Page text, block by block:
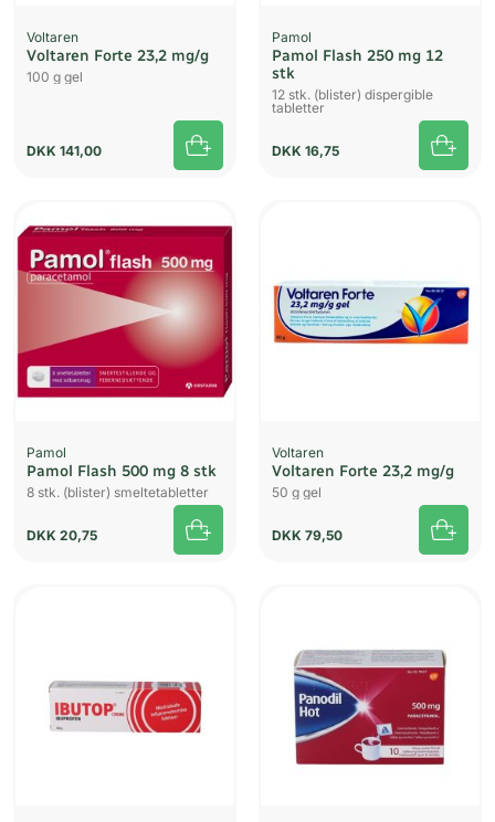
Voltaren
Voltaren Forte 23,2 mg/g
100 g gel
DKK 141,00
Pamol
Pamol Flash 250 mg 12
stk
12 stk. (blister) dispergible
tabletter
DKK 16,75
Pamol
Pamol Flash 500 mg 8 stk
8 stk. (blister) smeltetabletter
DKK 20,75
Voltaren
Voltaren Forte 23,2 mg/g
50 g gel
DKK 79,50